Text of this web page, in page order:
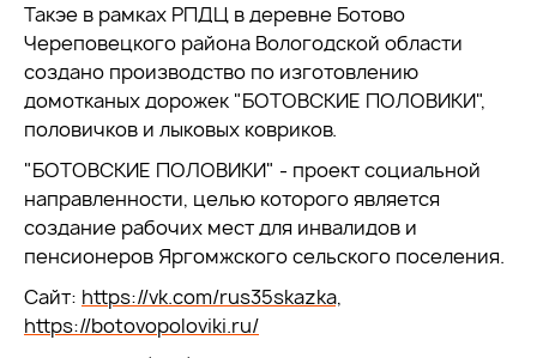
Такэе в рамках РПДЦ в деревне Ботово
Череповецкого района Вологодской области
создано производство по изготовлению
домотканых дорожек "БОТОВСКИЕ ПОЛОВИКИ",
половичков и лыковых ковриков.
"БОТОВСКИЕ ПОЛОВИКИ" - проект социальной
направленности, целью которого является
создание рабочих мест для инвалидов и
пенсионеров Яргомжского сельского поселения.
Сайт: https://vk.com/rus35skazka,
https://botovopoloviki.ru/